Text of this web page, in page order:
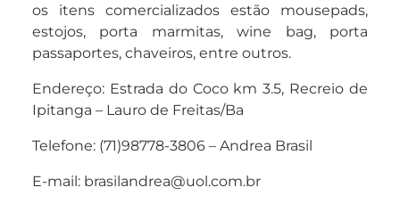
os itens comercializados estão mousepads,
estojos, porta marmitas, wine bag, porta
passaportes, chaveiros, entre outros.
Endereço: Estrada do Coco km 3.5, Recreio de
Ipitanga – Lauro de Freitas/Ba
Telefone: (71)98778-3806 – Andrea Brasil
E-mail: brasilandrea@uol.com.br